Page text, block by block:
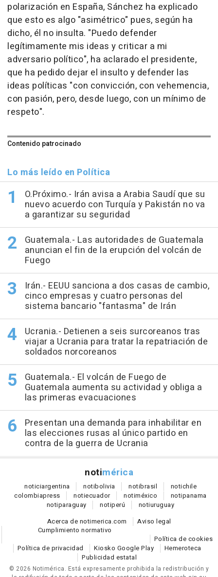
polarización en España, Sánchez ha explicado
que esto es algo "asimétrico" pues, según ha
dicho, él no insulta. "Puedo defender
legítimamente mis ideas y criticar a mi
adversario político", ha aclarado el presidente,
que ha pedido dejar el insulto y defender las
ideas políticas "con convicción, con vehemencia,
con pasión, pero, desde luego, con un mínimo de
respeto".
Contenido patrocinado
Lo más leído en Política
O.Próximo.- Irán avisa a Arabia Saudí que su
nuevo acuerdo con Turquía y Pakistán no va
a garantizar su seguridad
Guatemala.- Las autoridades de Guatemala
anuncian el fin de la erupción del volcán de
Fuego
Irán.- EEUU sanciona a dos casas de cambio,
cinco empresas y cuatro personas del
sistema bancario "fantasma" de Irán
Ucrania.- Detienen a seis surcoreanos tras
viajar a Ucrania para tratar la repatriación de
soldados norcoreanos
Guatemala.- El volcán de Fuego de
Guatemala aumenta su actividad y obliga a
las primeras evacuaciones
Presentan una demanda para inhabilitar en
las elecciones rusas al único partido en
contra de la guerra de Ucrania
notimérica
noticiargentina notibolivia notibrasil notichile
colombiapress notiecuador notiméxico notipanama
notiparaguay notiperú notiuruguay
Acerca de notimerica.com
Aviso legal
Cumplimiento normativo
Política de cookies
Política de privacidad
Kiosko Google Play
Hemeroteca
Publicidad estatal
© 2026 Notimérica. Está expresamente prohibida la redistribución y